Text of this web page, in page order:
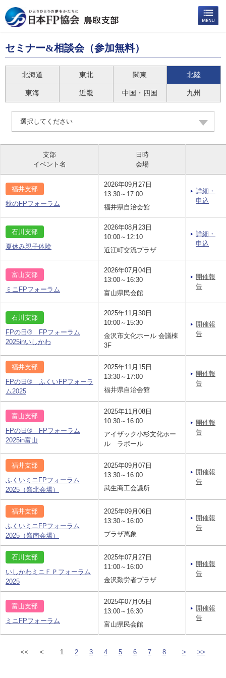
セミナー&相談会（参加無料）
北海道 東北 関東 北陸
東海 近畿 中国・四国 九州
選択してください
支部
イベント名
日時
会場
福井支部
秋のFPフォーラム
2026年09月27日
13:30～17:00
福井県自治会館
詳細・
申込
石川支部
夏休み親子体験
2026年08月23日
10:00～12:10
近江町交流プラザ
詳細・
申込
富山支部
ミニFPフォーラム
2026年07月04日
13:00～16:30
富山県民会館
開催報
告
石川支部
FPの日® FPフォーラム
2025inいしかわ
2025年11月30日
10:00～15:30
金沢市文化ホール 会議棟
3F
開催報
告
福井支部
FPの日® ふくいFPフォーラ
ム2025
2025年11月15日
13:30～17:00
福井県自治会館
開催報
告
富山支部
FPの日® FPフォーラム
2025in富山
2025年11月08日
10:30～16:00
アイザック小杉文化ホー
ル ラポール
開催報
告
福井支部
ふくいミニFPフォーラム
2025（嶺北会場）
2025年09月07日
13:30～16:00
武生商工会議所
開催報
告
福井支部
ふくいミニFPフォーラム
2025（嶺南会場）
2025年09月06日
13:30～16:00
プラザ萬象
開催報
告
石川支部
いしかわミニＦＰフォーラム
2025
2025年07月27日
11:00～16:00
金沢勤労者プラザ
開催報
告
富山支部
ミニFPフォーラム
2025年07月05日
13:00～16:30
富山県民会館
開催報
告
<< < 1 2 3 4 5 6 7 8 > >>